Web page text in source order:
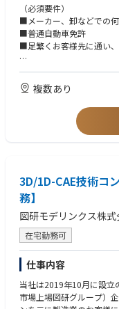
担当店との信頼関係構築
ベントの企画、新製品プ
様の店頭作り、POPやチ
関わっていただきます。
電動工具業界の経験は必
るプロの職人との直接接
取り組める方であれば、
■本部営業担当による本
■担当店との強固なリレ
■担当店と協業した、
ーへの直接的な営業活動
■競合動向調査及び報告
【働き方】
■九州を中心としたエリア
■今お住まいの自宅から
いてはリモートワークを
（必須要件）
■メーカー、卸などでの
■普通自動車免許
■足繁くお客様先に通い
（尚可要件）
■電動工具、工具、金物
ンターや個人経営ショッ
■製品アイテム数が多く
■エンドユーザー向けイ
■DIYが好きな方
複数あり
3D/1D-CAE技術コ
務】
図研モデリンクス株式
在宅勤務可
仕事内容
当社は2019年10月に設立
市場上場図研グループ）